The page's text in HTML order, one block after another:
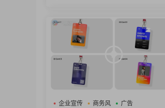
企业宣传 商务风 广告